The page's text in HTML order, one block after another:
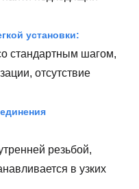
установки:
стандартным шагом,
отсутствие
резьбой,
в узких